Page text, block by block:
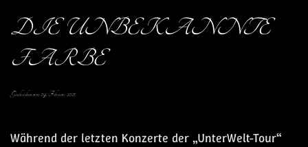
DIE UNBEKANNTE
FARBE
Geschrieben am09. Februar 2021.
Während der letzten Konzerte der „UnterWelt-Tour“